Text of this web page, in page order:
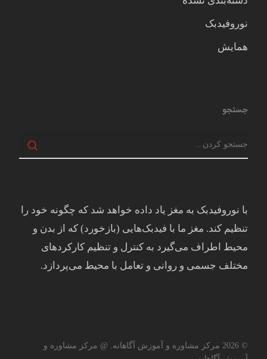
نوروفیدبک
همایش
جستجو
با نوروفیدبک به مغز ياد داده خواهد شد كه چگونه خود را
تنظيم كند. مغز ما با فيدبک‌هايی (بازخورد) که از بدن و
محيط اطراف می‌گيرد به کنترل و تنظيم کارکردهای
مختلف جسمی و روانی و تعامل با محيط می‌پردازد.
© 2026 مرکز مشاوره و آموزش آگاهانه. @ مرکز مشاوره و